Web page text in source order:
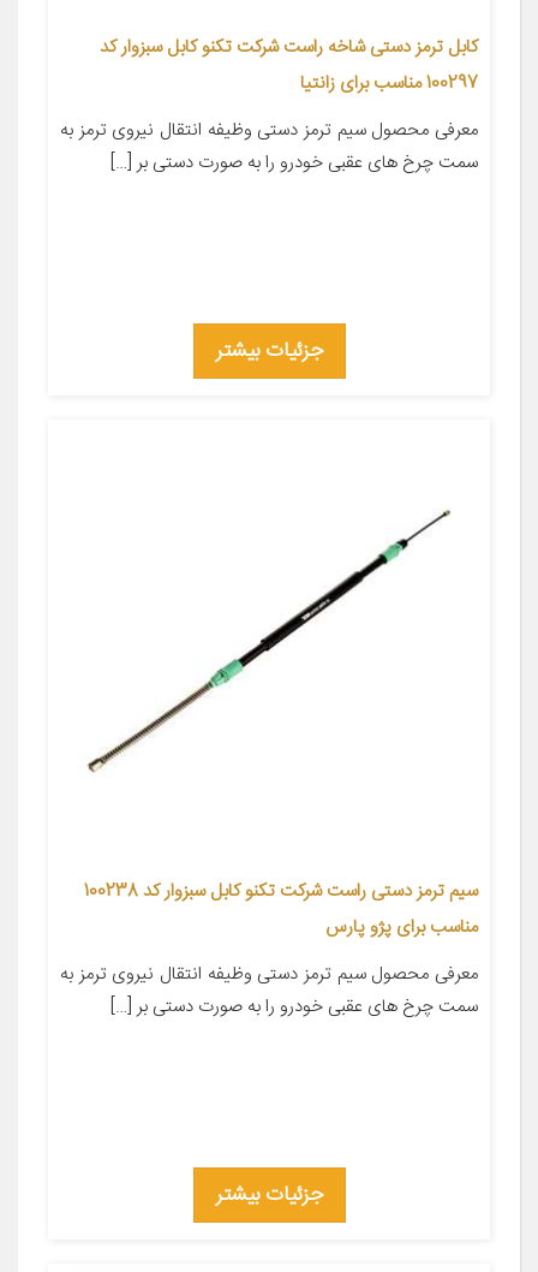
کابل ترمز دستی شاخه راست شرکت تکنو کابل سبزوار کد
100297 مناسب برای زانتیا
معرفی محصول سیم ترمز دستی وظیفه انتقال نیروی ترمز به
سمت چرخ های عقبی خودرو را به صورت دستی بر […]
جزئیات بیشتر
سیم ترمز دستی راست شرکت تکنو کابل سبزوار کد 100238
مناسب برای پژو پارس
معرفی محصول سیم ترمز دستی وظیفه انتقال نیروی ترمز به
سمت چرخ های عقبی خودرو را به صورت دستی بر […]
جزئیات بیشتر